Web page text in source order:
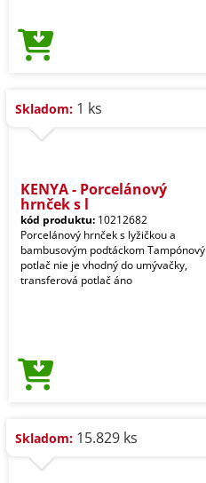
Skladom: 1 ks
KENYA - Porcelánový
hrnček s l
kód produktu: 10212682
Porcelánový hrnček s lyžičkou a
bambusovým podtáckom Tampónový
potlač nie je vhodný do umývačky,
transferová potlač áno
Skladom: 15.829 ks